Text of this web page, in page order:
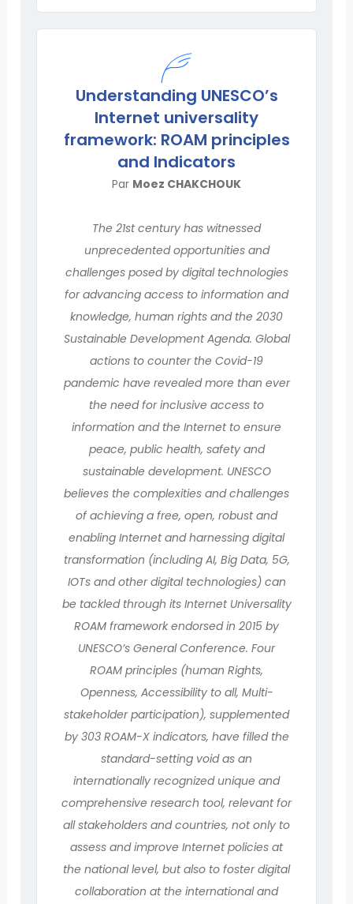
Understanding UNESCO’s
Internet universality
framework: ROAM principles
and Indicators
Par Moez CHAKCHOUK
The 21st century has witnessed
unprecedented opportunities and
challenges posed by digital technologies
for advancing access to information and
knowledge, human rights and the 2030
Sustainable Development Agenda. Global
actions to counter the Covid-19
pandemic have revealed more than ever
the need for inclusive access to
information and the Internet to ensure
peace, public health, safety and
sustainable development. UNESCO
believes the complexities and challenges
of achieving a free, open, robust and
enabling Internet and harnessing digital
transformation (including AI, Big Data, 5G,
IOTs and other digital technologies) can
be tackled through its Internet Universality
ROAM framework endorsed in 2015 by
UNESCO’s General Conference. Four
ROAM principles (human Rights,
Openness, Accessibility to all, Multi-
stakeholder participation), supplemented
by 303 ROAM-X indicators, have filled the
standard-setting void as an
internationally recognized unique and
comprehensive research tool, relevant for
all stakeholders and countries, not only to
assess and improve Internet policies at
the national level, but also to foster digital
collaboration at the international and